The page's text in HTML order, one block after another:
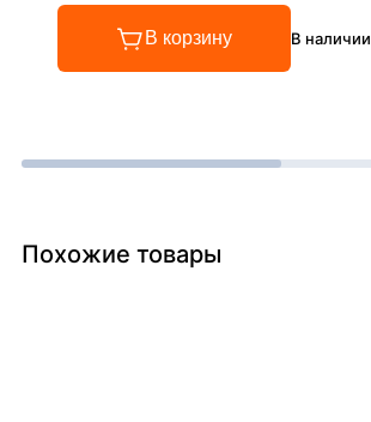
В корзину В наличии
Похожие товары